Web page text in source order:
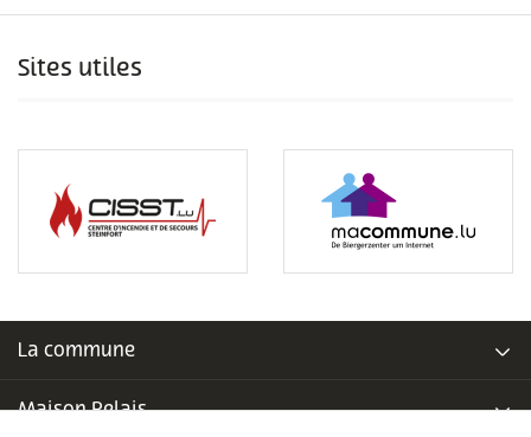
Sites utiles
La commune
Maison Relais